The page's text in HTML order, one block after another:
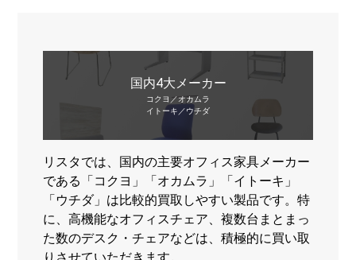
国内4大メーカー
コクヨ／オカムラ
イトーキ／ウチダ
リスタでは、国内の主要オフィス家具メーカー
である「コクヨ」「オカムラ」「イトーキ」
「ウチダ」は比較的買取しやすい製品です。特
に、高機能なオフィスチェア、複数台まとまっ
た数のデスク・チェアなどは、積極的に買い取
りさせていただきます。